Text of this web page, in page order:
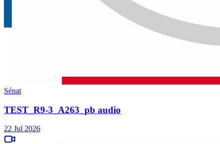
Sénat
TEST_R9-3_A263_pb audio
22 Jul 2026